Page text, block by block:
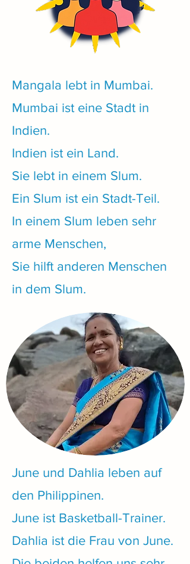
Mangala lebt in Mumbai.
Mumbai ist eine Stadt in
Indien.
Indien ist ein Land.
Sie lebt in einem Slum.
Ein Slum ist ein Stadt-Teil.
In einem Slum leben sehr
arme Menschen,
Sie hilft anderen Menschen
in dem Slum.
June und Dahlia leben auf
den Philippinen.
June ist Basketball-Trainer.
Dahlia ist die Frau von June.